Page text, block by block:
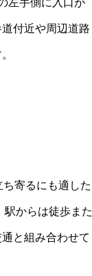
左手側に入口が
付近や周辺道路
寄るにも適した
からは徒歩また
と組み合わせて